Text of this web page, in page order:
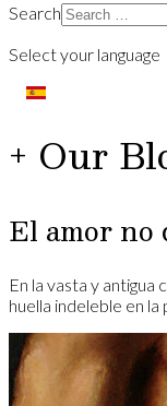
Search
Select your language
+ Our
El amor no
En la vasta y
huella indeleble en